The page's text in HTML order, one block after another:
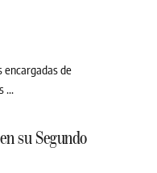
de
...
su Segundo